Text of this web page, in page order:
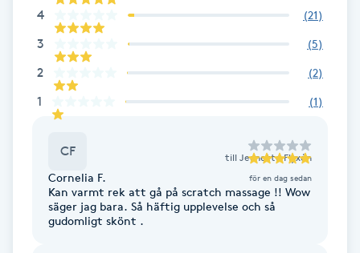
Fotsvamp
Fotvård
Fransborttagning
Fransfärgning
4 (21)
3 (5)
2 (2)
1 (1)
CF till Jeanette Flyxén
Cornelia F. för en dag sedan
Kan varmt rek att gå på scratch massage !! Wow
säger jag bara. Så häftig upplevelse och så
gudomligt skönt .